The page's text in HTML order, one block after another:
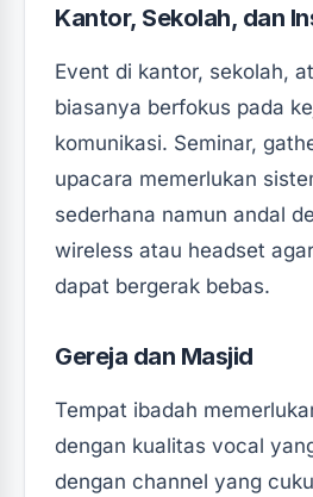
Kantor, Sekolah, dan
Event di kantor, sekolah,
biasanya berfokus pada
komunikasi. Seminar,
upacara memerlukan
sederhana namun andal
wireless atau headset
dapat bergerak bebas.
Gereja dan Masjid
Tempat ibadah
dengan kualitas vocal
dengan channel yang